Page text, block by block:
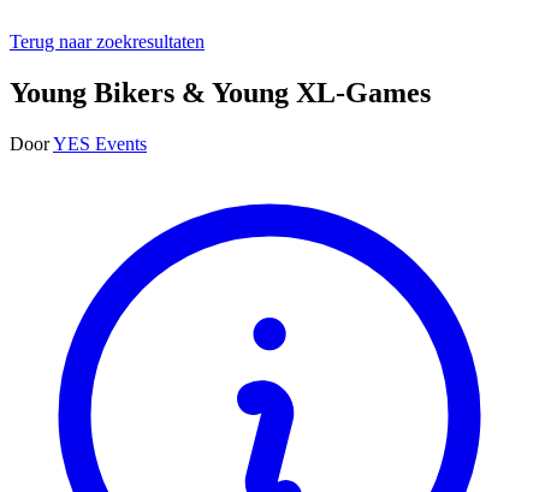
Terug naar zoekresultaten
Young Bikers & Young XL-Games
DoorYES Events